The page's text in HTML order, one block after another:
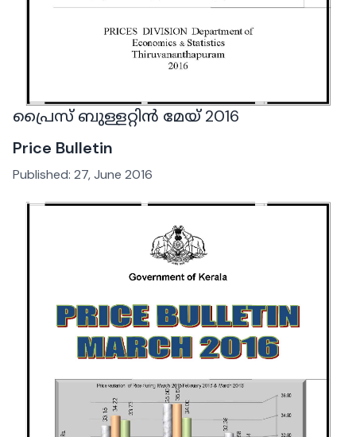
പ്രൈസ് ബുള്ളറ്റിൻ മേയ് 2016
Price Bulletin
Published: 27, June 2016